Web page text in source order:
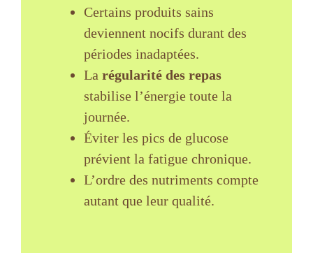
Certains produits sains
deviennent nocifs durant des
périodes inadaptées.
La régularité des repas
stabilise l’énergie toute la
journée.
Éviter les pics de glucose
prévient la fatigue chronique.
L’ordre des nutriments compte
autant que leur qualité.